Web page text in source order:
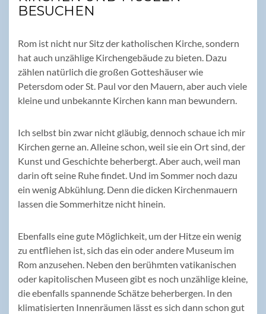
BESUCHEN
Rom ist nicht nur Sitz der katholischen Kirche, sondern
hat auch unzählige Kirchengebäude zu bieten. Dazu
zählen natürlich die großen Gotteshäuser wie
Petersdom oder St. Paul vor den Mauern, aber auch viele
kleine und unbekannte Kirchen kann man bewundern.
Ich selbst bin zwar nicht gläubig, dennoch schaue ich mir
Kirchen gerne an. Alleine schon, weil sie ein Ort sind, der
Kunst und Geschichte beherbergt. Aber auch, weil man
darin oft seine Ruhe findet. Und im Sommer noch dazu
ein wenig Abkühlung. Denn die dicken Kirchenmauern
lassen die Sommerhitze nicht hinein.
Ebenfalls eine gute Möglichkeit, um der Hitze ein wenig
zu entfliehen ist, sich das ein oder andere Museum im
Rom anzusehen. Neben den berühmten vatikanischen
oder kapitolischen Museen gibt es noch unzählige kleine,
die ebenfalls spannende Schätze beherbergen. In den
klimatisierten Innenräumen lässt es sich dann schon gut